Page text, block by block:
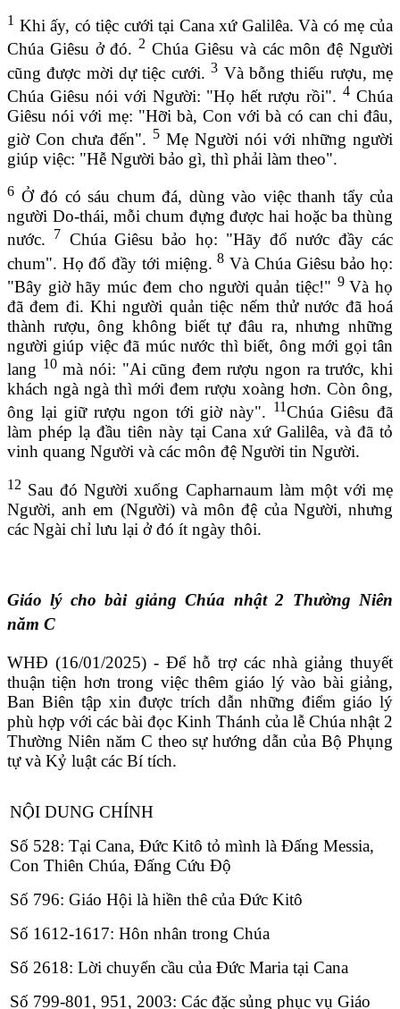
1 Khi ấy, có tiệc cưới tại Cana xứ Galilêa. Và có mẹ của
Chúa Giêsu ở đó.2 Chúa Giêsu và các môn đệ Người
cũng được mời dự tiệc cưới.3 Và bỗng thiếu rượu, mẹ
Chúa Giêsu nói với Người: "Họ hết rượu rồi".4 Chúa
Giêsu nói với mẹ: "Hỡi bà, Con với bà có can chi đâu,
giờ Con chưa đến". 5 Mẹ Người nói với những người
giúp việc: "Hễ Người bảo gì, thì phải làm theo".
6 Ở đó có sáu chum đá, dùng vào việc thanh tẩy của
người Do-thái, mỗi chum đựng được hai hoặc ba thùng
nước.
7 Chúa Giêsu bảo họ: "Hãy đổ nước đầy các
chum". Họ đổ đầy tới miệng.8 Và Chúa Giêsu bảo họ:
"Bây giờ hãy múc đem cho người quản tiệc!" 9Và họ
đã đem đi. Khi người quản tiệc nếm thử nước đã hoá
thành rượu, ông không biết tự đâu ra, nhưng những
người giúp việc đã múc nước thì biết, ông mới gọi tân
lang 10mà nói: "Ai cũng đem rượu ngon ra trước, khi
khách ngà ngà thì mới đem rượu xoàng hơn. Còn ông,
ông lại giữ rượu ngon tới giờ này". 11Chúa Giêsu đã
làm phép lạ đầu tiên này tại Cana xứ Galilêa, và đã tỏ
vinh quang Người và các môn đệ Người tin Người.
12 Sau đó Người xuống Capharnaum làm một với mẹ
Người, anh em (Người) và môn đệ của Người, nhưng
các Ngài chỉ lưu lại ở đó ít ngày thôi.
Giáo lý cho bài giảng Chúa nhật 2 Thường Niên
năm C
WHĐ (16/01/2025) - Để hỗ trợ các nhà giảng thuyết
thuận tiện hơn trong việc thêm giáo lý vào bài giảng,
Ban Biên tập xin được trích dẫn những điểm giáo lý
phù hợp với các bài đọc Kinh Thánh của lễ Chúa nhật 2
Thường Niên năm C theo sự hướng dẫn của Bộ Phụng
tự và Kỷ luật các Bí tích.
NỘI DUNG CHÍNH
Số 528: Tại Cana, Đức Kitô tỏ mình là Đấng Messia,
Con Thiên Chúa, Đấng Cứu Độ
Số 796: Giáo Hội là hiền thê của Đức Kitô
Số 1612-1617: Hôn nhân trong Chúa
Số 2618: Lời chuyển cầu của Đức Maria tại Cana
Số 799-801, 951, 2003: Các đặc sủng phục vụ Giáo